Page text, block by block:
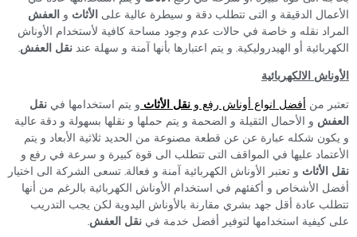
الأعمال الدقيقة و التى تتطلب دقة و سيطرة عالية على الأثاث و العفش
المراد نقله و خاصة في حالات عدم وجود مساحة كافية لأستخدام الأوناش
الكهربائية أو الهيدروليكية. و يتم اعتبارها بأنها آمنة و سهلة عند نقل العفش.
الأوناش الالكهربائية
تعتبر من أفضل انواع أوناش رفع و نقل الأثاث و يتم استخدامها في نقل
العفش و الأحمال الثقيلة و الضحمة و يتم حملها و نقلها بسهولة و دقة عالية
و يكون شكله عبارة عن عن قطعة مصنوعة من الحديد ثلاثية الأبعاد و يتم
الأعتماد عليها في المواقف التى تتطلب الى قوة كبيرة و سرعة في رفع و
نقل الأثاث و تعتبر الأوناش الكهربائية آمنة و فعالة. تسعى الشركة الى اختيار
أفضل الأشخاص و أكفئهم في استخدام الأوناش الكهربائية بالرغم من أنها
تتطلب عادة أقل جهد بشري مقارنة بالأوناش اليدوية لكن يجب التدريب
على كيفية استخدامها لتوفير أفضل خدمة في نقل العفش.